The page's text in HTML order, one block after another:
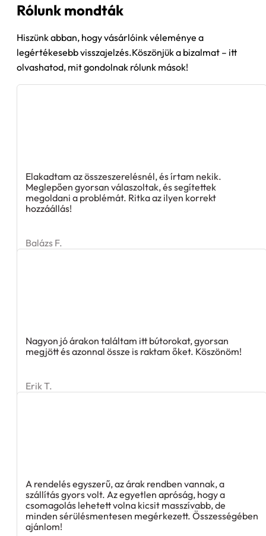
legértékesebb visszajelzés.Köszönjük a bizalmat – itt
olvashatod, mit gondolnak rólunk mások!
Meglepően gyorsan válaszoltak, és segítettek
megoldani a problémát. Ritka az ilyen korrekt
hozzáállás!
megjött és azonnal össze is raktam őket. Köszönöm!
szállítás gyors volt. Az egyetlen apróság, hogy a
csomagolás lehetett volna kicsit masszívabb, de
minden sérülésmentesen megérkezett. Összességében
ajánlom!